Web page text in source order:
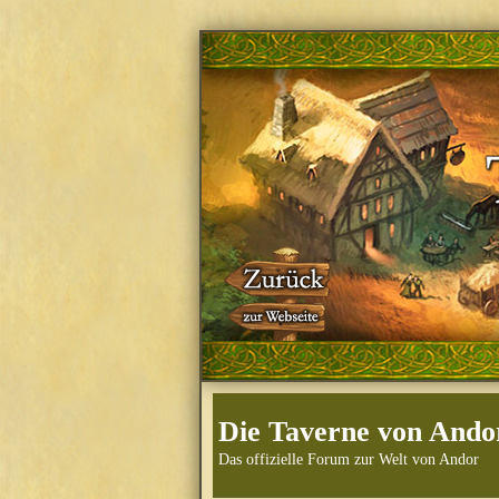
Die Taverne von
Das offizielle Forum zur Welt von Andor